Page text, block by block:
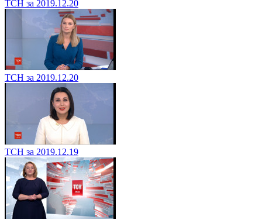
ТСН за 2019.12.20
ТСН за 2019.12.20
ТСН за 2019.12.19